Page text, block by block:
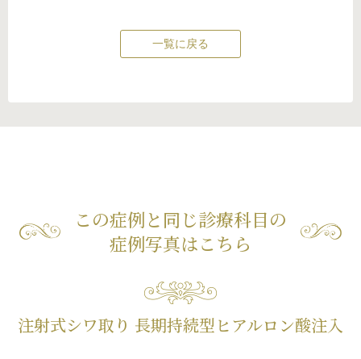
一覧に戻る
この症例と同じ診療科目の
症例写真はこちら
注射式シワ取り 長期持続型ヒアルロン酸注入